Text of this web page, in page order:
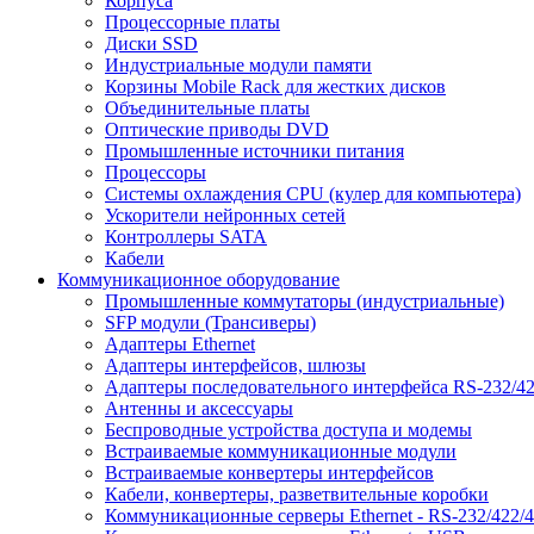
Процессорные платы
Диски SSD
Индустриальные модули памяти
Корзины Mobile Rack для жестких дисков
Объединительные платы
Оптические приводы DVD
Промышленные источники питания
Процессоры
Системы охлаждения CPU (кулер для компьютера)
Ускорители нейронных сетей
Контроллеры SATA
Кабели
Коммуникационное оборудование
Промышленные коммутаторы (индустриальные)
SFP модули (Трансиверы)
Адаптеры Ethernet
Адаптеры интерфейсов, шлюзы
Адаптеры последовательного интерфейса RS-232/
Антенны и аксессуары
Беспроводные устройства доступа и модемы
Встраиваемые коммуникационные модули
Встраиваемые конвертеры интерфейсов
Кабели, конвертеры, разветвительные коробки
Коммуникационные серверы Ethernet - RS-232/422/